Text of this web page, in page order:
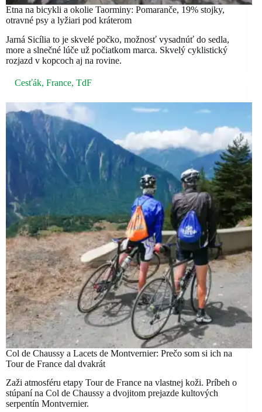
Etna na bicykli a okolie Taorminy: Pomaranče, 19% stojky,
otravné psy a lyžiari pod kráterom
Jarná Sicília to je skvelé počko, možnosť vysadnúť do sedla,
more a slnečné lúče už počiatkom marca. Skvelý cyklistický
rozjazd v kopcoch aj na rovine.
Cesťák, France, TdF
Col de Chaussy a Lacets de Montvernier: Prečo som si ich na
Tour de France dal dvakrát
Zaži atmosféru etapy Tour de France na vlastnej koži. Príbeh o
stúpaní na Col de Chaussy a dvojitom prejazde kultových
serpentín Montvernier.